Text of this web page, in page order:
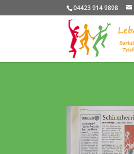
04423 914 9898